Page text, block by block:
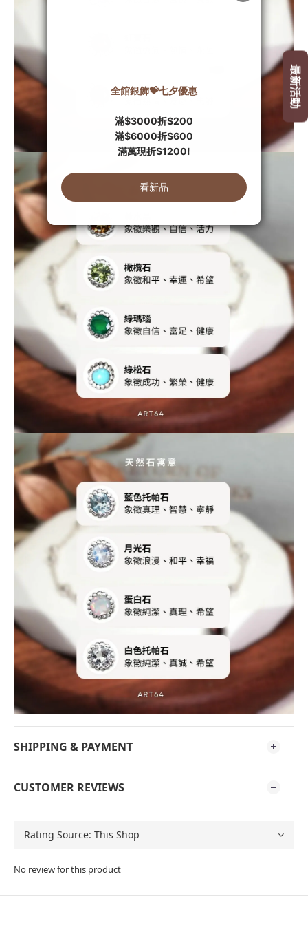
SHIPPING & PAYMENT
CUSTOMER REVIEWS
No review for this product